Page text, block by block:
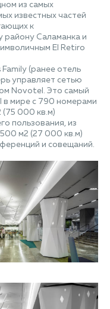
из самых
известных частей
к
району Саламанка и
El Retiro
(ранее отель
управляет сетью
Novotel. Это самый
мире с 790 номерами
(75 000 кв.м)
пользования, из
м2 (27 000 кв.м)
и совещаний.